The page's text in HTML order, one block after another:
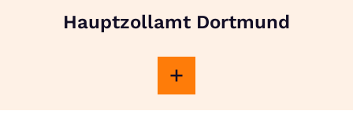
Hauptzollamt Dortmund